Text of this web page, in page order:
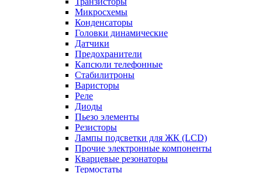
Микросхемы
Конденсаторы
Головки динамические
Датчики
Предохранители
Капсюли телефонные
Стабилитроны
Варисторы
Реле
Диоды
Пьезо элементы
Резисторы
Лампы подсветки для ЖК (LCD)
Прочие электронные компоненты
Кварцевые резонаторы
Термостаты